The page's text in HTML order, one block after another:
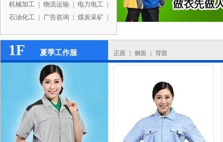
机械加工 | 物流运输 | 电力电工 |
石油化工 | 广告咨询 | 煤炭采矿 |
1F 夏季工作服 正面 侧面 背面